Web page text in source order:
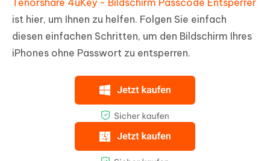
ist hier, um Ihnen zu helfen. Folgen Sie einfach
diesen einfachen Schritten, um den Bildschirm Ihres
iPhones ohne Passwort zu entsperren.